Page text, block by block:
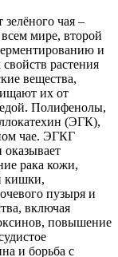
чая –
мире, второй
и
растения
вещества,
их от
Полифенолы,
(ЭГК),
чае. ЭГКГ
рака кожи,
кишки,
пузыря и
включая
повышение
и борьба с